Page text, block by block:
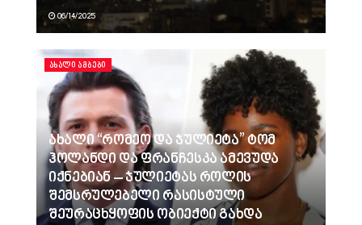
06/14/2025
ᲐᲮᲐᲚᲘ ᲐᲛᲑᲔᲑᲘ
ახალი “რომეო და ჯულიეტა” ტომ
ჰოლანდი და ფრანჩესკა ამევუდა
იქნებიან – ჯულიეტას როლის
შემსრულებელი რასისტული
შეურაცხყოფის ობიექტი გახდა